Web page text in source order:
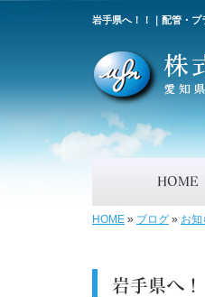
岩手県へ！！｜配管・プ
HOME
HOME » ブログ » お知
岩手県へ！